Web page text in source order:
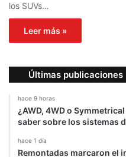
los SUVs…
Leer más »
Últimas publicaciones
hace 9 horas
¿AWD, 4WD o
saber sobre los sistemas
hace 1 día
Remontadas marcaron el